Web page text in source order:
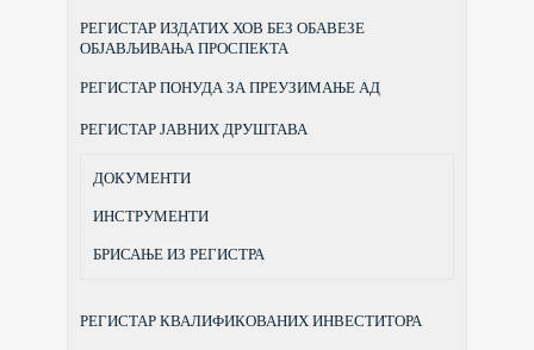
РЕГИСТАР ИЗДАТИХ ХОВ БЕЗ ОБАВЕЗЕ
ОБЈАВЉИВАЊА ПРОСПЕКТА
РЕГИСТАР ПОНУДА ЗА ПРЕУЗИМАЊЕ АД
РЕГИСТАР ЈАВНИХ ДРУШТАВА
ДОКУМЕНТИ
ИНСТРУМЕНТИ
БРИСАЊЕ ИЗ РЕГИСТРА
РЕГИСТАР КВАЛИФИКОВАНИХ ИНВЕСТИТОРА